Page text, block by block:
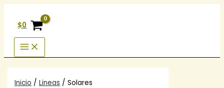
contenido
$0
Inicio /Lineas / Solares